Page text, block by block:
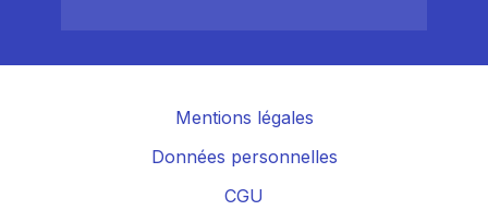
Mentions légales
Données personnelles
CGU